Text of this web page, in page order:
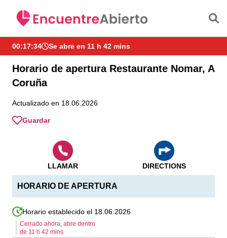
00:17:35 Se abre en 11 h 42 mins
Horario de apertura Restaurante Nomar, A
Coruña
Actualizado en 18.06.2026
Guardar
HORARIO DE APERTURA
Horario establecido el 18.06.2026
Cerrado ahora, abre dentro
de 11 h 42 mins
LLAMAR DIRECTIONS